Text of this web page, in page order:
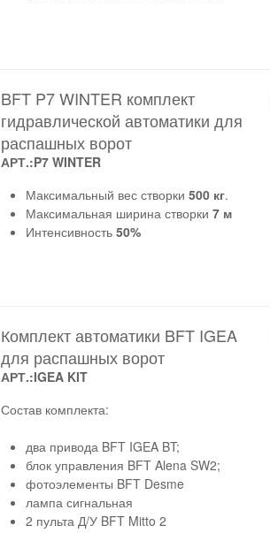
BFT P7 WINTER комплект
гидравлической автоматики для
распашных ворот
АРТ.:P7 WINTER
Максимальный вес створки 500 кг.
Максимальная ширина створки 7 м
Интенсивность 50%
Комплект автоматики BFT IGEA
для распашных ворот
АРТ.:IGEA KIT
Состав комплекта:
два привода BFT IGEA BT;
блок управления BFT Alena SW2;
фотоэлементы BFT Desme
лампа сигнальная
2 пульта Д/У BFT Mitto 2